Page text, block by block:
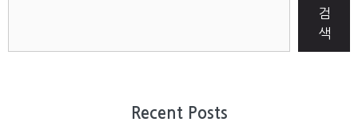
검
색
Recent Posts